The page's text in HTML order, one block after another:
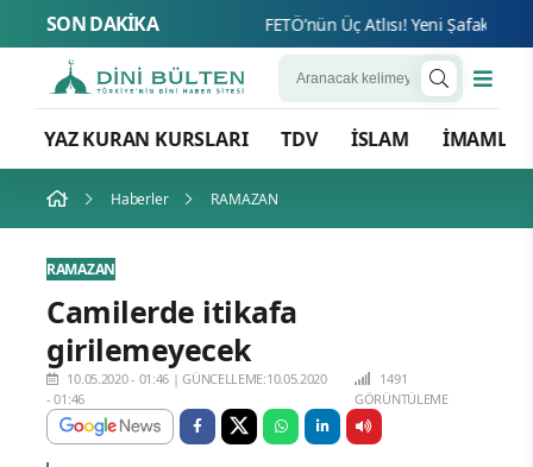
SON DAKİKA
YAZ KURAN KURSLARI TDV İSLAM İMAMLAR
Haberler RAMAZAN
RAMAZAN
Camilerde itikafa
girilemeyecek
10.05.2020 - 01:46 |GÜNCELLEME:10.05.2020
- 01:46
1491
GÖRÜNTÜLEME